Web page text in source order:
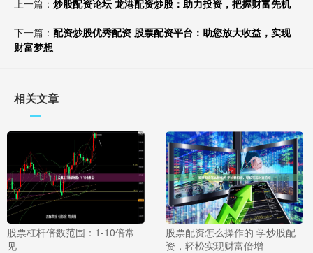
上一篇： 炒股配资论坛 龙港配资炒股：助力投资，把握财富先机
下一篇： 配资炒股优秀配资 股票配资平台：助您放大收益，实现
财富梦想
相关文章
股票杠杆倍数范围：1-10倍常
见
股票配资怎么操作的 学炒股配
资，轻松实现财富倍增